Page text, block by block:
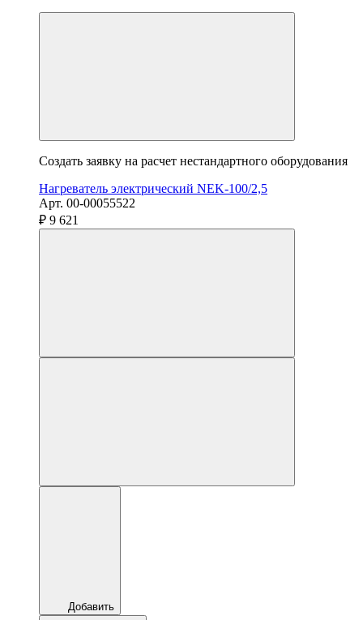
Создать заявку на расчет нестандартного оборудования
Нагреватель электрический NEK-100/2,5
Арт. 00-00055522
₽ 9 621
Добавить